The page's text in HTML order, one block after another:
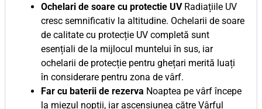
Ochelari de soare cu protectie UVRadiațiile UV
cresc semnificativ la altitudine. Ochelarii de soare
de calitate cu protecție UV completă sunt
esențiali de la mijlocul muntelui în sus, iar
ochelarii de protecție pentru ghețari merită luați
în considerare pentru zona de vârf.
Far cu baterii de rezerva Noaptea pe vârf începe
la miezul nopții, iar ascensiunea către Vârful